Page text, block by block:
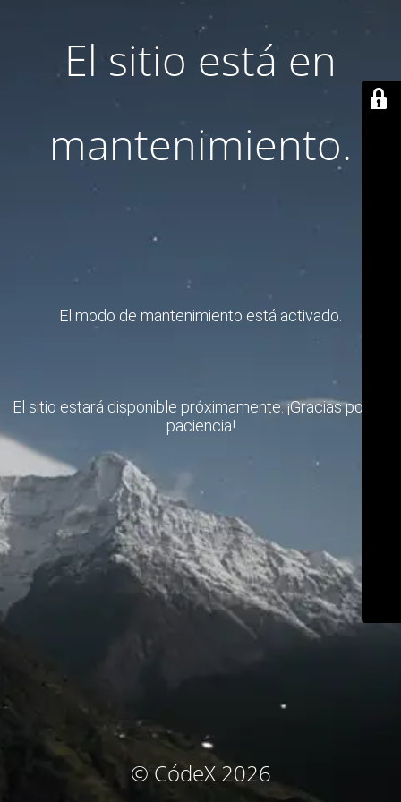
El sitio está en
mantenimiento.
El modo de mantenimiento está activado.
El sitio estará disponible próximamente. ¡Gracias por su
paciencia!
© CódeX 2026